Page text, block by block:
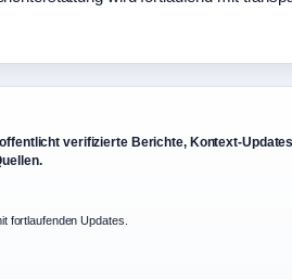
verifizierte Berichte, Kontext-
fortlaufenden Updates.